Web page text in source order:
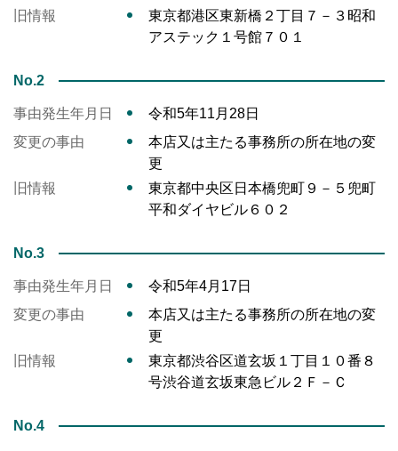
旧情報
東京都港区東新橋２丁目７－３昭和
アステック１号館７０１
No.2
事由発生年月日
令和5年11月28日
変更の事由
本店又は主たる事務所の所在地の変
更
旧情報
東京都中央区日本橋兜町９－５兜町
平和ダイヤビル６０２
No.3
事由発生年月日
令和5年4月17日
変更の事由
本店又は主たる事務所の所在地の変
更
旧情報
東京都渋谷区道玄坂１丁目１０番８
号渋谷道玄坂東急ビル２Ｆ－Ｃ
No.4